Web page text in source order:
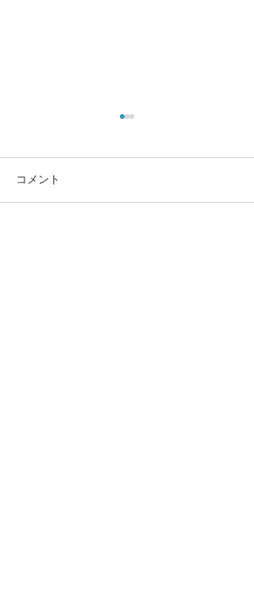
コメント